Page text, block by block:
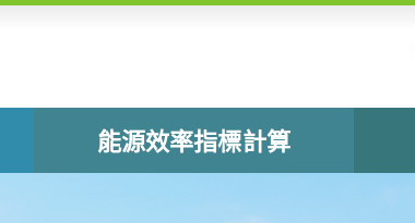
能源效率指標計算